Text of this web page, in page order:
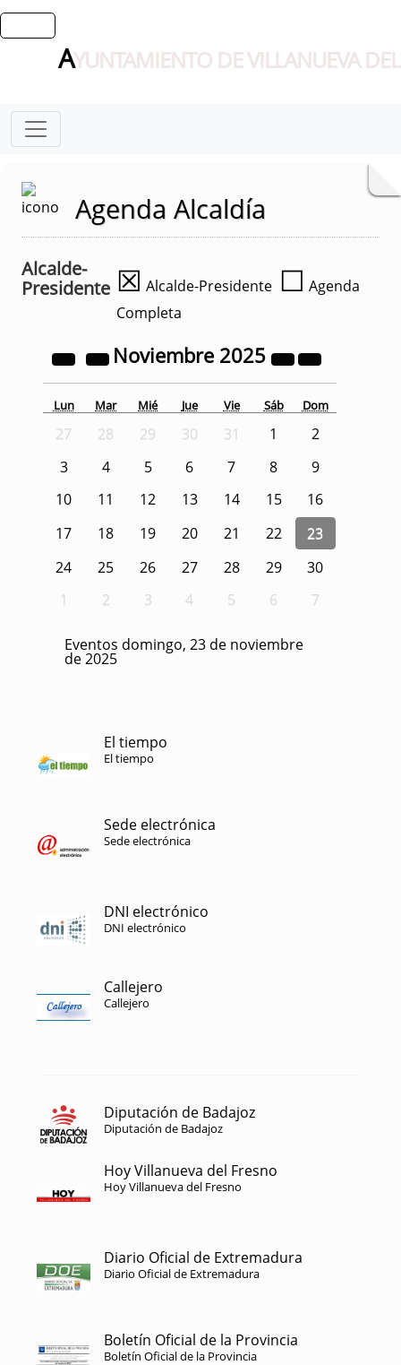
AYUNTAMIENTO DE VILLANUEVA
Agenda Alcaldía
Alcalde-
Presidente ☒ Alcalde-Presidente ☐ Agenda
Completa
Noviembre 2025
Lun Mar Mié Jue Vie Sáb Dom
27 28 29 30 31 1
2
3
4 5 6 7 8
9
10
11 12 13 14 15
16
17
18 19 20 21 22
23
24
25 26 27 28 29
30
1
2 3 4 5 6 7
Eventos domingo, 23 de noviembre
de 2025
El tiempo
El tiempo
Sede electrónica
Sede electrónica
DNI electrónico
DNI electrónico
Callejero
Callejero
Diputación de Badajoz
Diputación de Badajoz
Hoy Villanueva del Fresno
Hoy Villanueva del Fresno
Diario Oficial de Extremadura
Diario Oficial de Extremadura
Boletín Oficial de la Provincia
Boletín Oficial de la Provincia